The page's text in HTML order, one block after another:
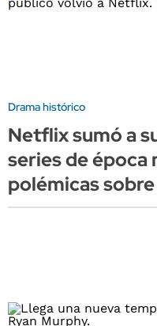
Drama histórico
Netflix sumó a
series de época
polémicas